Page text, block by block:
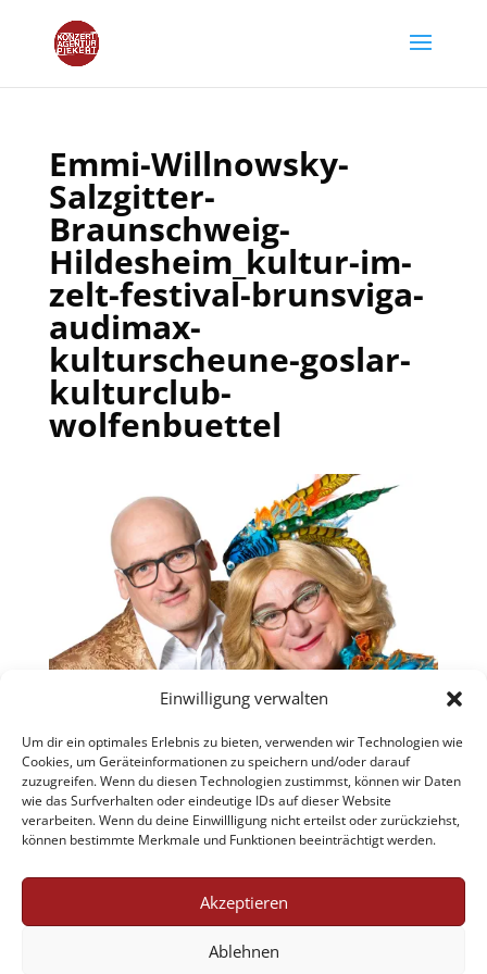
Einwilligung verwalten
Um dir ein optimales Erlebnis zu bieten, verwenden wir Technologien wie
Cookies, um Geräteinformationen zu speichern und/oder darauf
zuzugreifen. Wenn du diesen Technologien zustimmst, können wir Daten
wie das Surfverhalten oder eindeutige IDs auf dieser Website
verarbeiten. Wenn du deine Einwillligung nicht erteilst oder zurückziehst,
können bestimmte Merkmale und Funktionen beeinträchtigt werden.
Akzeptieren
Ablehnen
Emmi-Willnowsky-
Salzgitter-
Braunschweig-
Hildesheim_kultur-im-
zelt-festival-brunsviga-
audimax-
kulturscheune-goslar-
kulturclub-
wolfenbuettel
Jobs AGB
Datenschutzerklärung
Cookie-Richtlinie (EU)